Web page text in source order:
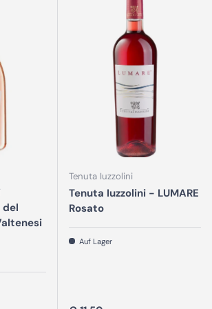
del
Tenuta Iuzzolini
Tenuta Iuzzolini - LUMARE
Rosato
Auf Lager